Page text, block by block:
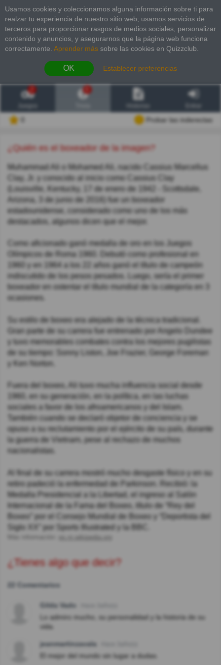
Usamos cookies y coleccionamos alguna información sobre ti para
realzar tu experiencia de nuestro sitio web; usamos servicios de
terceros para proporcionar rasgos de medios sociales, personalizar
contenido y anuncios, y asegurarnos que la página web funciona
correctamente. Aprender más sobre las cookies en Quizzclub.
OK Establecer preferencias
2
Probar las inderectas
¿Quién es el boxeador de la imagen?
Muhammad Ali o Mohamed Ali, nacido Cassius Marcellus
Clay, Jr. y conocido al inicio como Cassius Clay
(Louisville, Kentucky, 17 de enero de 1942 - Scottsdale,
Arizona, 3 de junio de 2016) fue un boxeador
estadounidense, considerado como uno de los más
destacados, algunos dicen que el mejor.
Como aficionado ganó medalla de oro en los Juegos
Olímpicos de Roma 1960. Debutó como profesional en
1960 y en 1964 a los 22 años ganó el título de campeón
indiscutido de los pesos pesados. Luego, sería el primer
boxeador en ostentar el título mundial de la categoría en 3
ocasiones.
Su estilo de boxeo era alejado de la técnica tradicional.
Gran parte de su carrera fue entrenado por Angelo Dundee
y tuvo memorables combates contra los mejores pugilistas
de su tiempo: Sonny Liston, Joe Frazier, George Foreman
y Ken Norton.
Fuera del boxeo, Ali tuvo mucha influencia social desde
1960, en su generación, en la política, en las luchas
sociales a favor de los afroamericanos y del Islam.
También cuando se declaró objetor de conciencia y se
opuso a su reclutamiento por el ejército de su país, durante
la guerra de Vietnam, pese al rechazo de muchos
nacionalistas.
Al final de su carrera mostró mucho desgaste físico y en su
retiro padeció la enfermedad de Parkinson. Recibió: la
Medalla Presidencial a la Libertad, el ingreso al Salón
Internacional de la Fama del Boxeo, título de “Rey del
Boxeo” por el Consejo Mundial de Boxeo y “Deportista del
Siglo XX” por Sports Illustrated y la BBC.
es.m.wikipedia.org
¿Tienes algo que decir?
22 Comentarios
Gilda Vado
Lo admiro mucho, su personalidad y la historia de su
vida.
jeanmartinzavala
El mejor del mundo sin lugar a dudas.